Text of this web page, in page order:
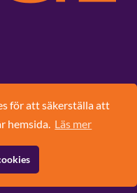
för att säkerställa att
hemsida. Läs mer